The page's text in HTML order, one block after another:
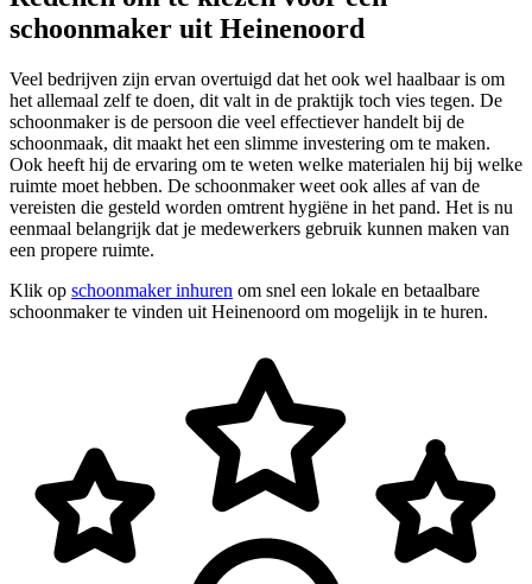
schoonmaker uit Heinenoord
Veel bedrijven zijn ervan overtuigd dat het ook wel haalbaar is om
het allemaal zelf te doen, dit valt in de praktijk toch vies tegen. De
schoonmaker is de persoon die veel effectiever handelt bij de
schoonmaak, dit maakt het een slimme investering om te maken.
Ook heeft hij de ervaring om te weten welke materialen hij bij welke
ruimte moet hebben. De schoonmaker weet ook alles af van de
vereisten die gesteld worden omtrent hygiëne in het pand. Het is nu
eenmaal belangrijk dat je medewerkers gebruik kunnen maken van
een propere ruimte.
Klik op schoonmaker inhuren om snel een lokale en betaalbare
schoonmaker te vinden uit Heinenoord om mogelijk in te huren.